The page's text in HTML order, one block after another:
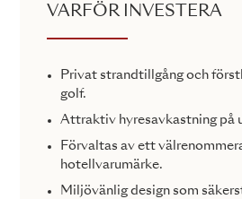
VARFÖR INVESTERA
Privat strandtillgång och
golf.
Attraktiv hyresavkastning på
Förvaltas av ett
hotellvarumärke.
Miljövänlig design som